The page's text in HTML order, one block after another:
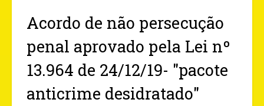
Acordo de não persecução
penal aprovado pela Lei nº
13.964 de 24/12/19- "pacote
anticrime desidratado"